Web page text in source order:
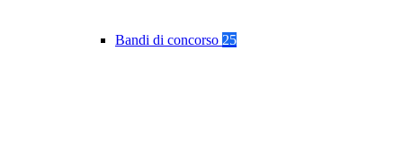
Bandi di concorso 25